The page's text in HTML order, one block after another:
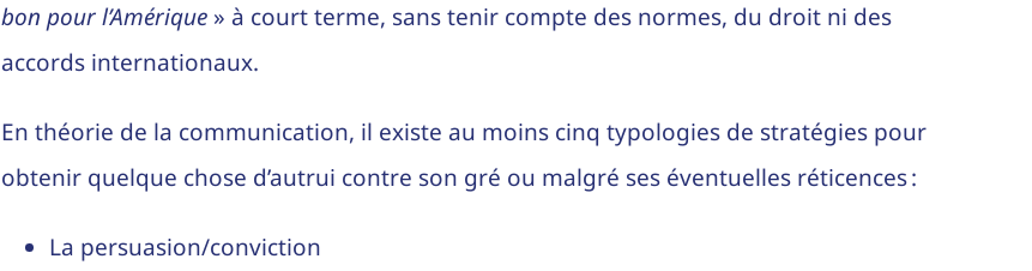
bon pour l’Amérique» à court terme, sans tenir compte des normes, du droit ni des
accords internationaux.
En théorie de la communication, il existe au moins cinq typologies de stratégies pour
obtenir quelque chose d’autrui contre son gré ou malgré ses éventuelles réticences :
La persuasion/conviction